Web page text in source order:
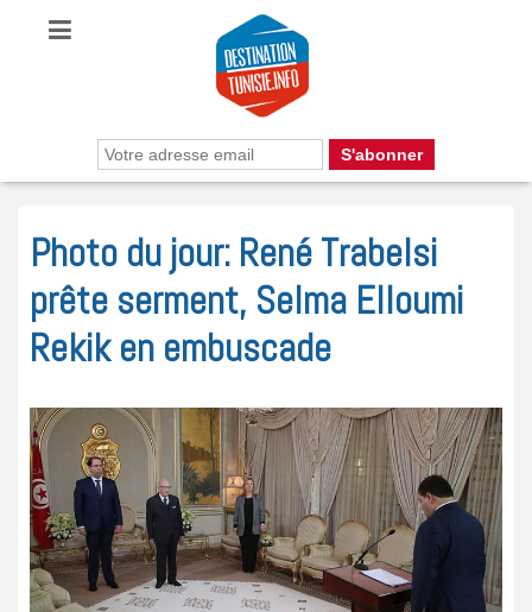
Photo du jour: René Trabelsi
prête serment, Selma Elloumi
Rekik en embuscade